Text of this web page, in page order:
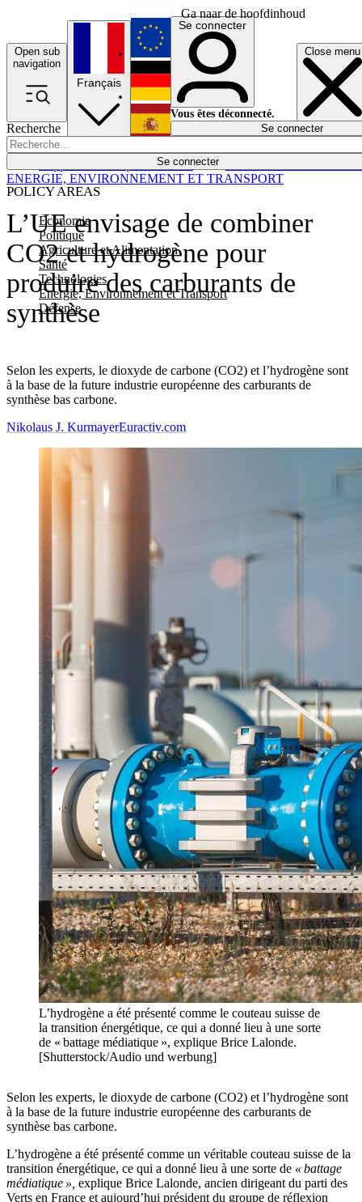
Ga naar de hoofdinhoud
Open sub
navigation
Close menu
Recherche
Se connecter
POLICY AREAS
Economie
Politique
Agriculture et Alimentation
Santé
Technologies
Energie, Environnement et Transport
Défense
Économie
Français
English
Deutsch
Español
Se connecter
Vous êtes déconnecté.
Se connecter
L’UE envisage de combiner
CO2 et hydrogène pour
produire des carburants de
synthèse
Selon les experts, le dioxyde de carbone (CO2) et l’hydrogène sont
à la base de la future industrie européenne des carburants de
synthèse bas carbone.
ENERGIE, ENVIRONNEMENT ET TRANSPORT
Nikolaus J. KurmayerEuractiv.com
L’hydrogène a été présenté comme le couteau suisse de
la transition énergétique, ce qui a donné lieu à une sorte
de « battage médiatique », explique Brice Lalonde.
[Shutterstock/Audio und werbung]
Selon les experts, le dioxyde de carbone (CO2) et l’hydrogène sont
à la base de la future industrie européenne des carburants de
synthèse bas carbone.
L’hydrogène a été présenté comme un véritable couteau suisse de la
transition énergétique, ce qui a donné lieu à une sorte de « battage
médiatique », explique Brice Lalonde, ancien dirigeant du parti des
Verts en France et aujourd’hui président du groupe de réflexion